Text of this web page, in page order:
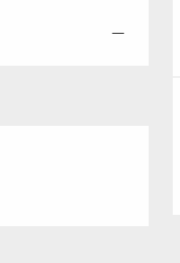
—